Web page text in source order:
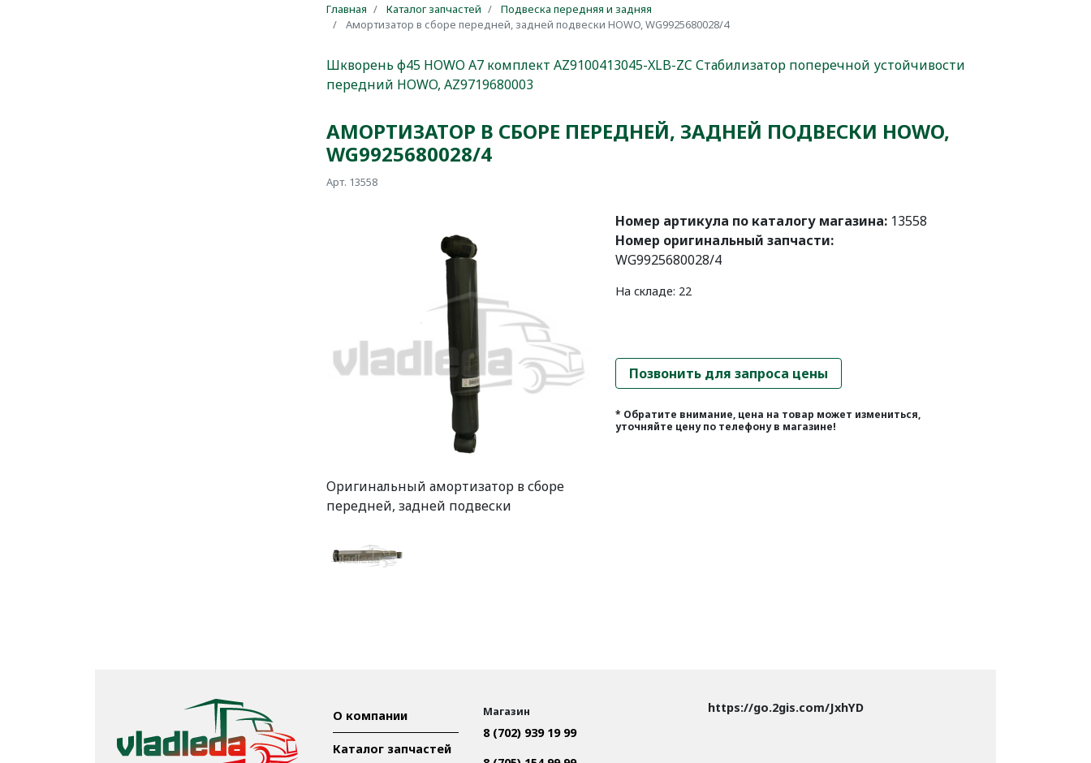
Главная Каталог запчастей
Подвеска передняя и задняя
Амортизатор в сборе передней, задней подвески HOWO, WG9925680028/4
Шкворень ф45 HOWO A7 комплект AZ9100413045-XLB-ZC Стабилизатор поперечной устойчивости
передний HOWO, AZ9719680003
АМОРТИЗАТОР В СБОРЕ ПЕРЕДНЕЙ, ЗАДНЕЙ ПОДВЕСКИ HOWO,
WG9925680028/4
Арт. 13558
Оригинальный амортизатор в сборе
передней, задней подвески
Номер артикула по каталогу магазина: 13558
Номер оригинальный запчасти:
WG9925680028/4
На складе: 22
Позвонить для запроса цены
* Обратите внимание, цена на товар может измениться,
уточняйте цену по телефону в магазине!
О компании
Каталог запчастей
Магазин
8 (702) 939 19 99
https://go.2gis.com/JxhYD